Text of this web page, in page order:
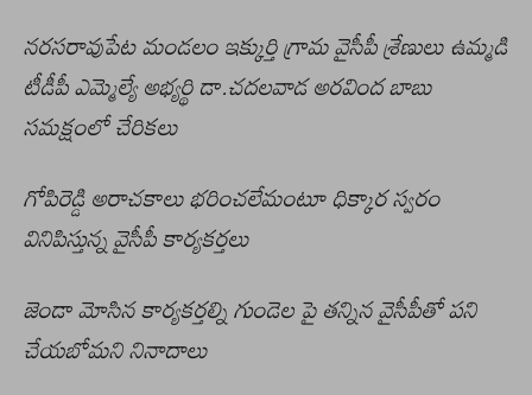
నరసరావుపేట మండలం ఇక్కుర్తి గ్రామ వైసీపీ శ్రేణులు ఉమ్మడి
టీడీపీ ఎమ్మెల్యే అభ్యర్థి డా.చదలవాడ అరవింద బాబు
సమక్షంలో చేరికలు
గోపిరెడ్డి అరాచకాలు భరించలేమంటూ ధిక్కార స్వరం
వినిపిస్తున్న వైసీపీ కార్యకర్తలు
జెండా మోసిన కార్యకర్తల్ని గుండెల పై తన్నిన వైసీపీతో పని
చేయబోమని నినాదాలు